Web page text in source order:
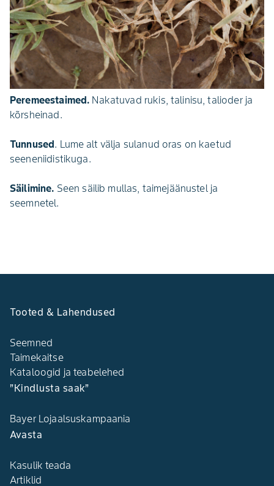
Peremeestaimed. Nakatuvad rukis, talinisu, talioder ja
kõrsheinad.
Tunnused. Lume alt välja sulanud oras on kaetud
seeneniidistikuga.
Säilimine. Seen säilib mullas, taimejäänustel ja
seemnetel.
Tooted & Lahendused
Seemned
Taimekaitse
Kataloogid ja teabelehed
”Kindlusta saak”
Bayer Lojaalsuskampaania
Avasta
Kasulik teada
Artiklid